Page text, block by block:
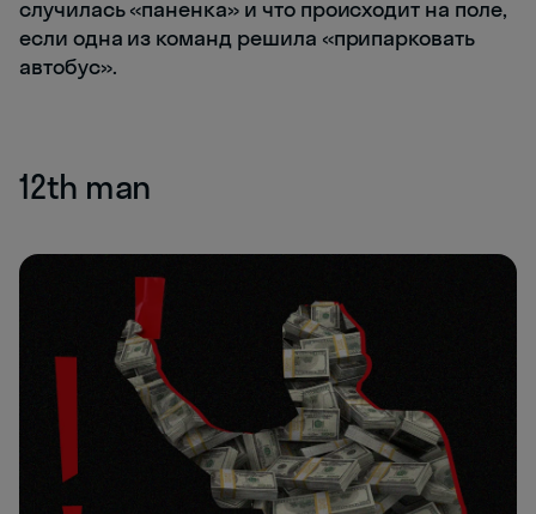
случилась «паненка» и что происходит на поле,
если одна из команд решила «припарковать
автобус».
12th man